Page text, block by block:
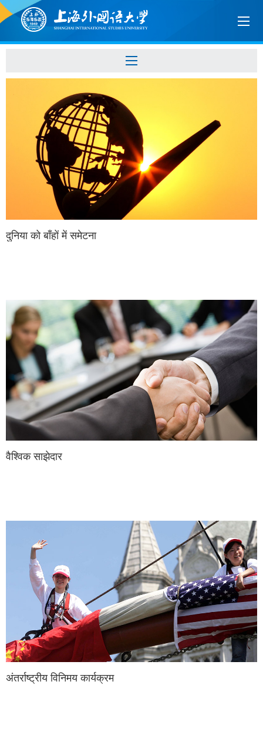
दुनिया को बाँहों में समेटना
वैश्विक साझेदार
अंतर्राष्ट्रीय विनिमय कार्यक्रम